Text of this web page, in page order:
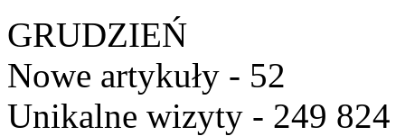
GRUDZIEŃ
Nowe artykuły - 52
Unikalne wizyty - 249 824